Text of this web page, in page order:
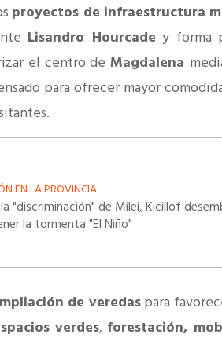
proyectos de infraestructura
Lisandro Hourcade y forma
el centro de Magdalena
para ofrecer mayor
EN LA PROVINCIA
"discriminación" de Milei, Kicillof
la tormenta "El Niño"
de veredaspara
verdes, forestación,